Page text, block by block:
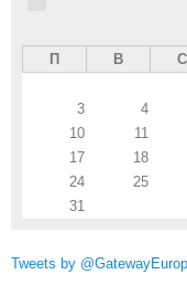
П В С
3
4
10
11
17
18
24
25
31
Tweets by